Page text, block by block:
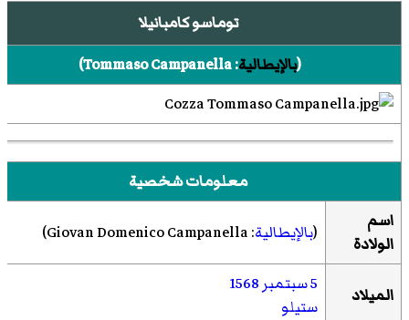
توماسو كامبانيلا
(بالإيطالية:
Tommaso Campanella
)‏
معلومات شخصية
اسم
الولادة
(بالإيطالية:
Giovan Domenico Campanella
)‏
الميلاد 5 سبتمبر
1568
ستيلو